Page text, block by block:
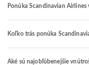
Ponúka Scandinavian
Koľko trás ponúka
Aké sú najobľúbenejšie